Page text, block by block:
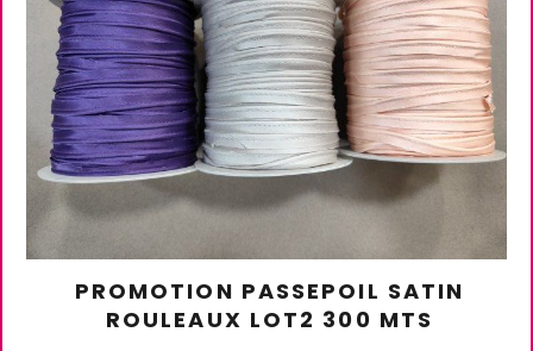
PROMOTION PASSEPOIL SATIN
ROULEAUX LOT2 300 MTS